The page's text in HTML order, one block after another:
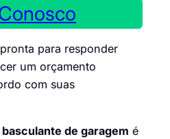
para responder
um orçamento
com suas
de garagem é